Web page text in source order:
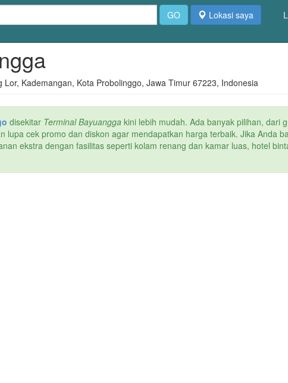
GO Lokasi saya
Kademangan, Kota Probolinggo, Jawa Timur 67223, Indonesia
disekitar Terminal Bayuangga kini lebih mudah. Ada banyak pilihan, dari
cek promo dan diskon agar mendapatkan harga terbaik. Jika Anda
ekstra dengan fasilitas seperti kolam renang dan kamar luas, hotel